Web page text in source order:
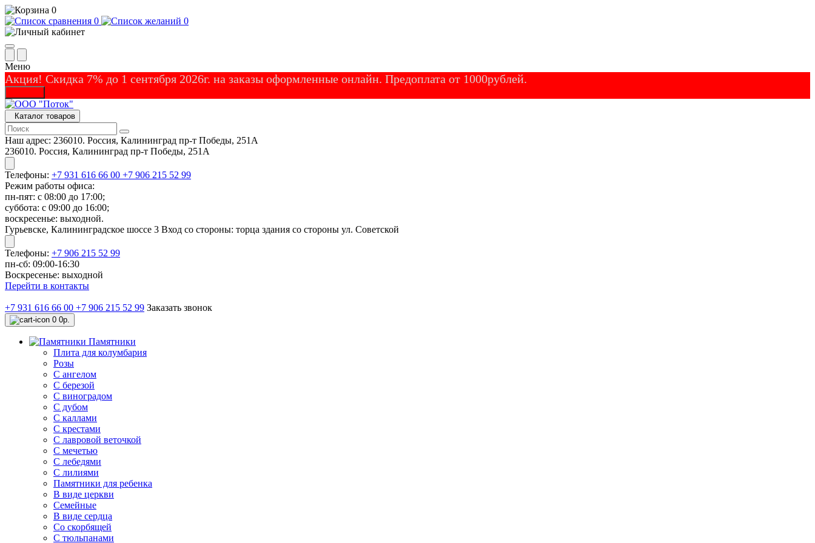
0
0
0
Меню
Акция! Скидка 7% до 1 сентября 2026г. на заказы оформленные онлайн. Предоплата от 1000рублей.
Каталог товаров
Наш адрес: 236010. Россия, Калининград пр-т Победы, 251А
236010. Россия, Калининград пр-т Победы, 251А
Телефоны: +7 931 616 66 00 +7 906 215 52 99
Режим работы офиса:
пн-пят: с 08:00 до 17:00;
суббота: с 09:00 до 16:00;
воскресенье: выходной.
Гурьевске, Калининградское шоссе 3 Вход со стороны: торца здания со стороны ул. Советской
Телефоны: +7 906 215 52 99
пн-сб: 09:00-16:30
Воскресенье: выходной
Перейти в контакты
+7 931 616 66 00 +7 906 215 52 99 Заказать звонок
0 0р.
Памятники
Плита для колумбария
Розы
C ангелом
C березой
С виноградом
С дубом
С каллами
С крестами
С лавровой веточкой
С мечетью
C лебедями
С лилиями
Памятники для ребенка
В виде церкви
Семейные
В виде сердца
Со скорбящей
С тюльпанами